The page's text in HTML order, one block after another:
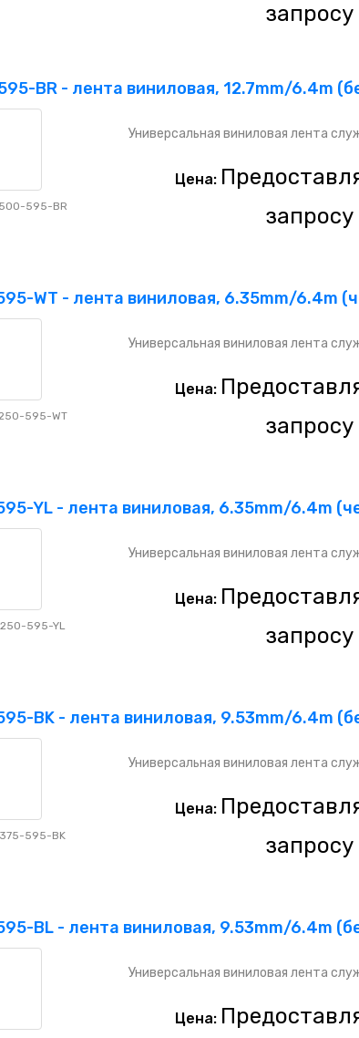
запросу
BR - лента виниловая, 12.7mm/6.4m
595-BR
Универсальная виниловая лента
Цена:
запросу
WT - лента виниловая, 6.35mm/6.4m
595-WT
Универсальная виниловая лента
Цена:
запросу
YL - лента виниловая, 6.35mm/6.4m
250-595-YL
Универсальная виниловая лента
Цена:
запросу
BK - лента виниловая, 9.53mm/6.4m
595-BK
Универсальная виниловая лента
Цена:
запросу
BL - лента виниловая, 9.53mm/6.4m
Универсальная виниловая лента
Цена: